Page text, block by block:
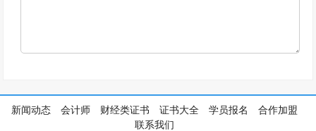
新闻动态 会计师 财经类证书 证书大全 学员报名
合作加盟
联系我们